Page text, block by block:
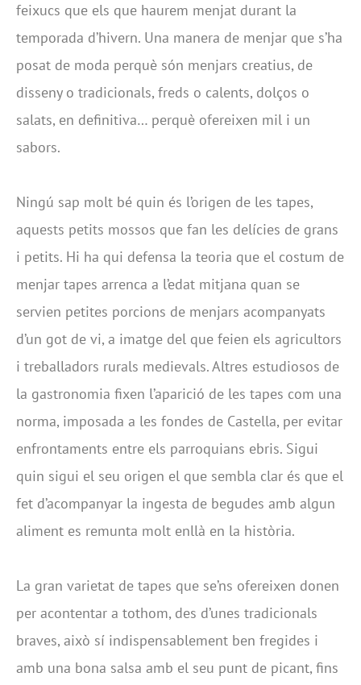
feixucs que els que haurem menjat durant la
temporada d’hivern. Una manera de menjar que s’ha
posat de moda perquè són menjars creatius, de
disseny o tradicionals, freds o calents, dolços o
salats, en definitiva… perquè ofereixen mil i un
sabors.
Ningú sap molt bé quin és l’origen de les tapes,
aquests petits mossos que fan les delícies de grans
i petits. Hi ha qui defensa la teoria que el costum de
menjar tapes arrenca a l’edat mitjana quan se
servien petites porcions de menjars acompanyats
d’un got de vi, a imatge del que feien els agricultors
i treballadors rurals medievals. Altres estudiosos de
la gastronomia fixen l’aparició de les tapes com una
norma, imposada a les fondes de Castella, per evitar
enfrontaments entre els parroquians ebris. Sigui
quin sigui el seu origen el que sembla clar és que el
fet d’acompanyar la ingesta de begudes amb algun
aliment es remunta molt enllà en la història.
La gran varietat de tapes que se’ns ofereixen donen
per acontentar a tothom, des d’unes tradicionals
braves, això sí indispensablement ben fregides i
amb una bona salsa amb el seu punt de picant, fins